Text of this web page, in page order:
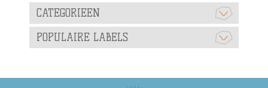
CATEGORIEEN
POPULAIRE LABELS